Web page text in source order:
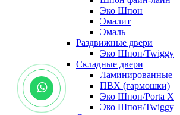
Эко Шпон
Эмалит
Эмаль
Раздвижные двери
Эко Шпон/Twiggy
Складные двери
Ламинированные
ПВХ (гармошки)
Эко Шпон/Porta X
Эко Шпон/Twiggy